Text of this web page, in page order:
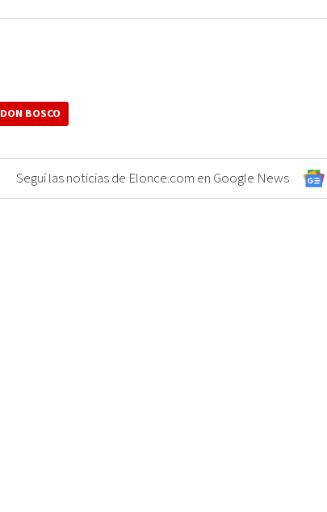
DON BOSCO
Seguí las noticias de Elonce.com en Google News